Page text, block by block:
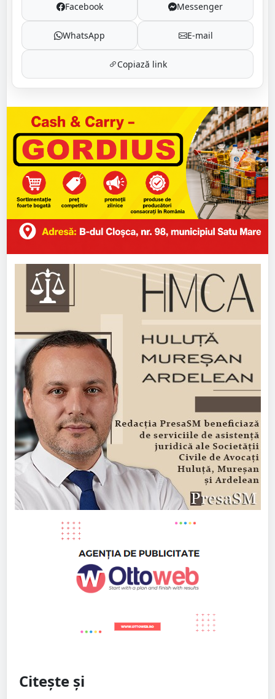
Facebook Messenger
WhatsApp E-mail
Copiază link
Citește și